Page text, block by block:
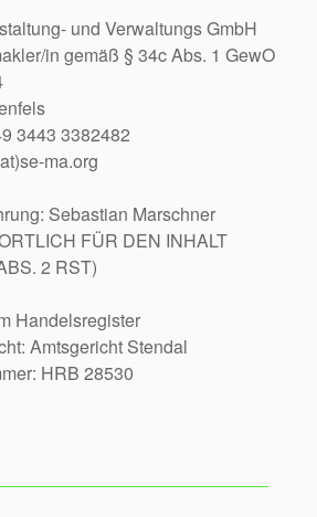
und Verwaltungs GmbH
in gemäß § 34c Abs. 1 GewO
3443 3382482
ma.org
Sebastian Marschner
FÜR DEN INHALT
2 RST)
Handelsregister
Amtsgericht Stendal
HRB 28530